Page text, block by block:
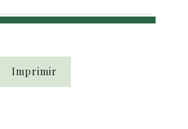
Imprimir